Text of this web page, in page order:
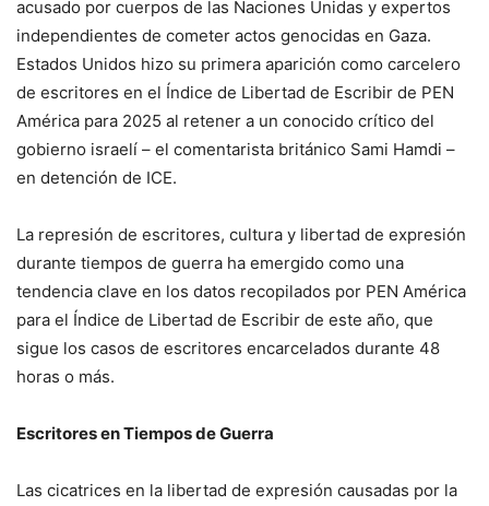
acusado por cuerpos de las Naciones Unidas y expertos
independientes de cometer actos genocidas en Gaza.
Estados Unidos hizo su primera aparición como carcelero
de escritores en el Índice de Libertad de Escribir de PEN
América para 2025 al retener a un conocido crítico del
gobierno israelí – el comentarista británico Sami Hamdi –
en detención de ICE.
La represión de escritores, cultura y libertad de expresión
durante tiempos de guerra ha emergido como una
tendencia clave en los datos recopilados por PEN América
para el Índice de Libertad de Escribir de este año, que
sigue los casos de escritores encarcelados durante 48
horas o más.
Escritores en Tiempos de Guerra
Las cicatrices en la libertad de expresión causadas por la